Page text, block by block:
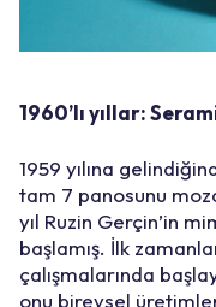
1960’lı yıllar:
1959 yılına
tam 7 panosunu
yıl Ruzin Gerçin’in
başlamış. İlk
çalışmalarında
onu bireysel